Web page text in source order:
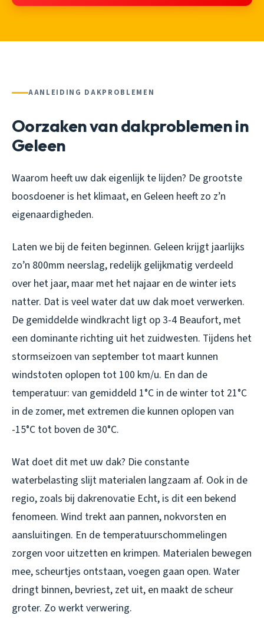
AANLEIDING DAKPROBLEMEN
Oorzaken van dakproblemen in
Geleen
Waarom heeft uw dak eigenlijk te lijden? De grootste
boosdoener is het klimaat, en Geleen heeft zo z’n
eigenaardigheden.
Laten we bij de feiten beginnen. Geleen krijgt jaarlijks
zo’n 800mm neerslag, redelijk gelijkmatig verdeeld
over het jaar, maar met het najaar en de winter iets
natter. Dat is veel water dat uw dak moet verwerken.
De gemiddelde windkracht ligt op 3-4 Beaufort, met
een dominante richting uit het zuidwesten. Tijdens het
stormseizoen van september tot maart kunnen
windstoten oplopen tot 100 km/u. En dan de
temperatuur: van gemiddeld 1°C in de winter tot 21°C
in de zomer, met extremen die kunnen oplopen van
-15°C tot boven de 30°C.
Wat doet dit met uw dak? Die constante
waterbelasting slijt materialen langzaam af. Ook in de
regio, zoals bij dakrenovatie Echt, is dit een bekend
fenomeen. Wind trekt aan pannen, nokvorsten en
aansluitingen. En de temperatuurschommelingen
zorgen voor uitzetten en krimpen. Materialen bewegen
mee, scheurtjes ontstaan, voegen gaan open. Water
dringt binnen, bevriest, zet uit, en maakt de scheur
groter. Zo werkt verwering.